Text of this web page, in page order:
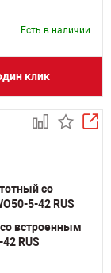
Есть в наличии
клик
встроенным
RUS